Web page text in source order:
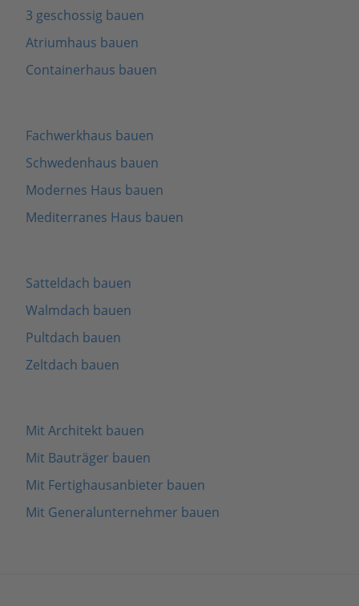
3 geschossig bauen
Atriumhaus bauen
Containerhaus bauen
Fachwerkhaus bauen
Schwedenhaus bauen
Modernes Haus bauen
Mediterranes Haus bauen
Satteldach bauen
Walmdach bauen
Pultdach bauen
Zeltdach bauen
Mit Architekt bauen
Mit Bauträger bauen
Mit Fertighausanbieter bauen
Mit Generalunternehmer bauen